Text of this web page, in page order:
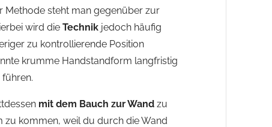
Methode steht man gegenüber zur
wird dieTechnik jedoch häufig
zu kontrollierende Position
krumme Handstandform langfristig
mit dem Bauch zur Wand zu
zu kommen, weil du durch die Wand